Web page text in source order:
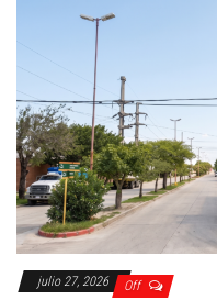
julio 27, 2026 Off